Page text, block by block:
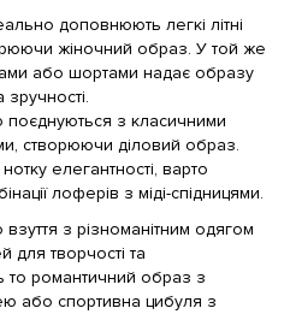
доповнюють легкі літні
жіночний образ. У той же
або шортами надає образу
з класичними
створюючи діловий образ.
елегантності, варто
лоферів з міді-спідницями.
з різноманітним одягом
для творчості та
то романтичний образ з
або спортивна цибуля з